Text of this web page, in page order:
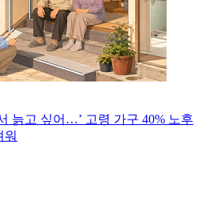
늙고 싶어…’ 고령 가구 40% 노후
워